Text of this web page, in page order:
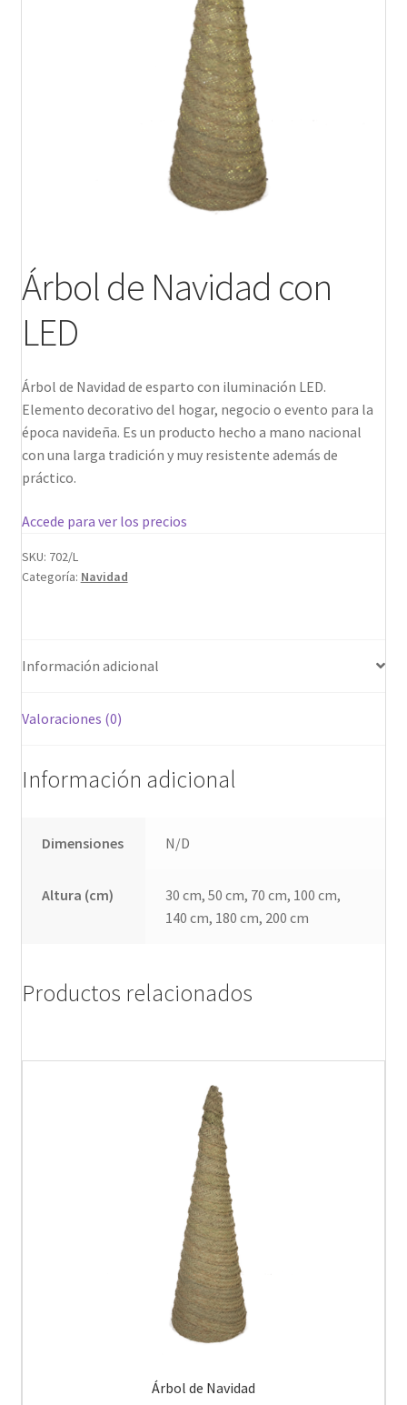
Árbol de Navidad con
LED
Árbol de Navidad de esparto con iluminación LED.
Elemento decorativo del hogar, negocio o evento para la
época navideña. Es un producto hecho a mano nacional
con una larga tradición y muy resistente además de
práctico.
Accede para ver los precios
SKU: 702/L
Categoría: Navidad
Información adicional
Valoraciones (0)
Información adicional
Dimensiones N/D
Altura (cm)
30 cm, 50 cm, 70 cm, 100 cm,
140 cm, 180 cm, 200 cm
Productos relacionados
Árbol de Navidad